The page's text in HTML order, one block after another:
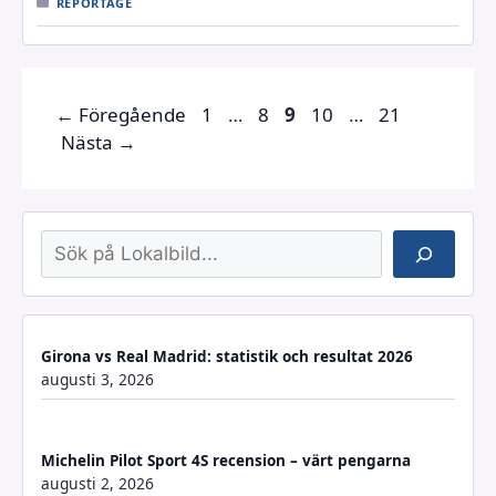
← Föregående Sida
1 … Sida
8 Sida
9 Sida
10 … Sida
21
Nästa →
Sök
Girona vs Real Madrid: statistik och resultat 2026
augusti 3, 2026
Michelin Pilot Sport 4S recension – värt pengarna
augusti 2, 2026